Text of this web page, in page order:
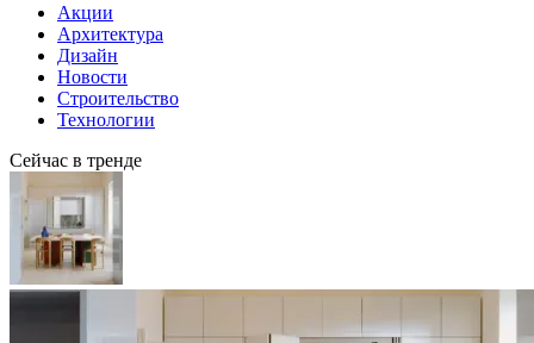
Акции
Архитектура
Дизайн
Новости
Строительство
Технологии
Сейчас в тренде